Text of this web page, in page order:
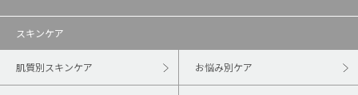
スキンケア
肌質別スキンケア お悩み別ケア